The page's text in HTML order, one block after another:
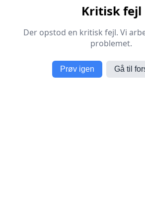
Kritisk fejl
Der opstod en kritisk fejl. Vi
problemet.
Prøv igen Gå til